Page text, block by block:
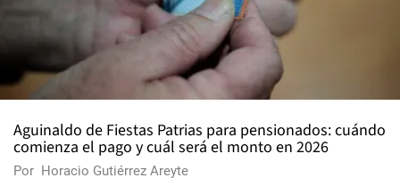
Aguinaldo de Fiestas Patrias para pensionados: cuándo
comienza el pago y cuál será el monto en 2026
Por Horacio Gutiérrez Areyte